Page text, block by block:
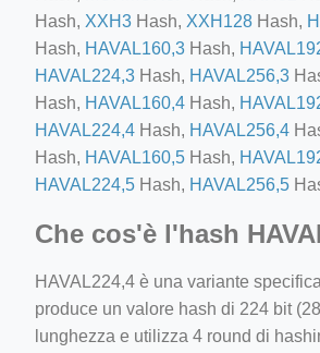
shredder-plant-equipment/scrap-
Hash, XXH3 Hash, XXH128 Hash,
Hash, HAVAL160,3 Hash,
HAVAL224,3 Hash, HAVAL256,3
Hash, HAVAL160,4 Hash,
HAVAL224,4 Hash, HAVAL256,4
Hash, HAVAL160,5 Hash,
HAVAL224,5 Hash, HAVAL256,5
Che cos'è l'hash
HAVAL224,4 è una variante
produce un valore hash di 224 bit
lunghezza e utilizza 4 round di